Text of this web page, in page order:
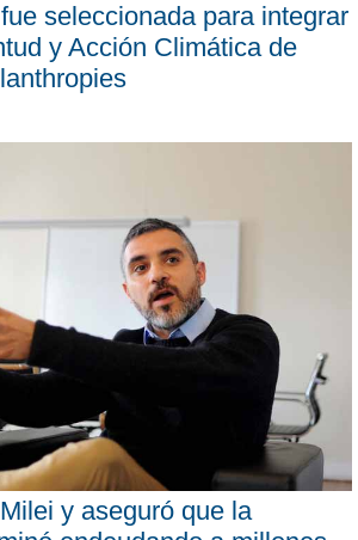
seleccionada para integrar
y Acción Climática de
y aseguró que la